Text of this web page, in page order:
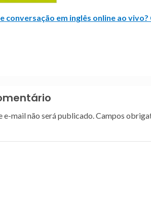
conversação em inglês online ao vivo?
e-mail não será publicado. Campos